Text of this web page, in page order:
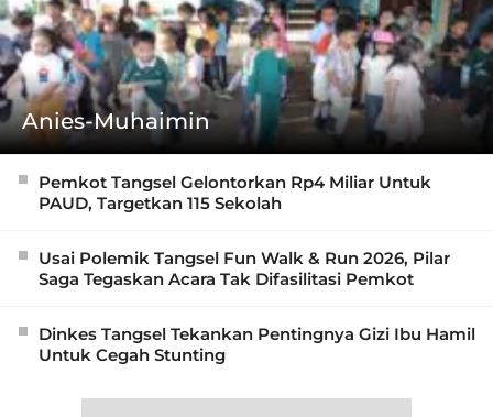
Anies-Muhaimin
Pemkot Tangsel Gelontorkan Rp4 Miliar Untuk
PAUD, Targetkan 115 Sekolah
Usai Polemik Tangsel Fun Walk & Run 2026, Pilar
Saga Tegaskan Acara Tak Difasilitasi Pemkot
Dinkes Tangsel Tekankan Pentingnya Gizi Ibu Hamil
Untuk Cegah Stunting